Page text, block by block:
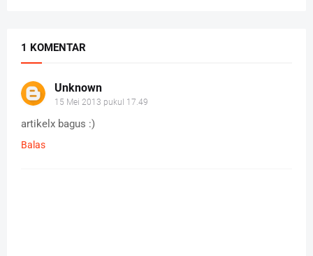
1 KOMENTAR
Unknown
15 Mei 2013 pukul 17.49
artikelx bagus :)
Balas